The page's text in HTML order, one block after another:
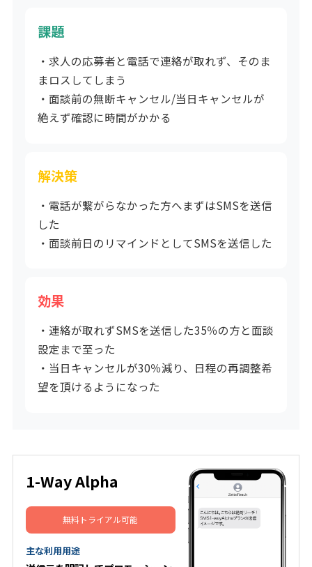
課題
・求人の応募者と電話で連絡が取れず、そのま
まロスしてしまう
・面談前の無断キャンセル/当日キャンセルが
絶えず確認に時間がかかる
解決策
・電話が繋がらなかった方へまずはSMSを送信
した
・面談前日のリマインドとしてSMSを送信した
効果
・連絡が取れずSMSを送信した35％の方と面談
設定まで至った
・当日キャンセルが30％減り、日程の再調整希
望を頂けるようになった
1-Way Alpha
無料トライアル可能
主な利用用途